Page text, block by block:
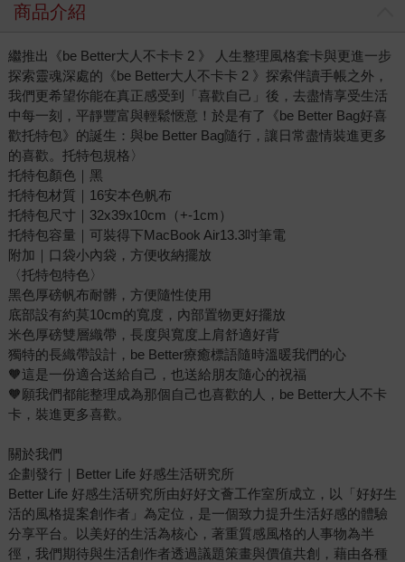
商品介紹
繼推出《be Better大人不卡卡 2 》 人生整理風格套卡與更進一步
探索靈魂深處的《be Better大人不卡卡 2 》探索伴讀手帳之外，
我們更希望你能在真正感受到「喜歡自己」後，去盡情享受生活
中每一刻，平靜豐富與輕鬆愜意！於是有了《be Better Bag好喜
歡托特包》的誕生：與be Better Bag隨行，讓日常盡情裝進更多
的喜歡。托特包規格〉
托特包顏色｜黑
托特包材質｜16安本色帆布
托特包尺寸｜32x39x10cm（+-1cm）
托特包容量｜可裝得下MacBook Air13.3吋筆電
附加｜口袋小內袋，方便收納擺放
〈托特包特色〉
黑色厚磅帆布耐髒，方便隨性使用
底部設有約莫10cm的寬度，內部置物更好擺放
米色厚磅雙層織帶，長度與寬度上肩舒適好背
獨特的長織帶設計，be Better療癒標語隨時溫暖我們的心
🧡這是一份適合送給自己，也送給朋友隨心的祝福
🧡願我們都能整理成為那個自己也喜歡的人，be Better大人不卡
卡，裝進更多喜歡。
關於我們
企劃發行｜Better Life 好感生活研究所
Better Life 好感生活研究所由好好文薈工作室所成立，以「好好生
活的風格提案創作者」為定位，是一個致力提升生活好感的體驗
分享平台。以美好的生活為核心，著重質感風格的人事物為半
徑，我們期待與生活創作者透過議題策畫與價值共創，藉由各種